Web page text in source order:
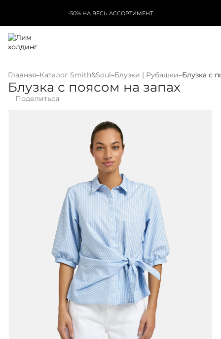
-50% НА ВЕСЬ АССОРТИМЕНТ
Главная–Каталог Smith&Soul–Блузки | Рубашки–Блузка с
Блузка с поясом на запах
Поделиться